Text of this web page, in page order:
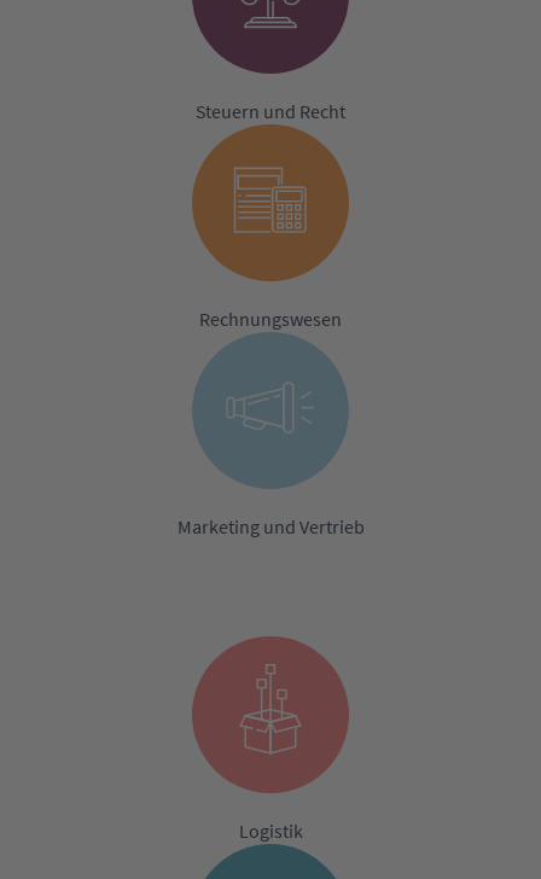
Steuern und Recht
Rechnungswesen
Marketing und Vertrieb
Logistik